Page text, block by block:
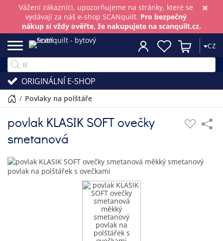
×
Vážení zákazníci, upozorňujeme na stránky, které se
vydávají za náš e-shop SCANquilt. Pro bezpečný
nákup si vždy ověřte, že nakupujete na scanquilt.cz.
CZ
ORIGINÁLNÍ E-SHOP
/ povlaky na polštáře
povlak KLASIK SOFT ovečky
smetanová